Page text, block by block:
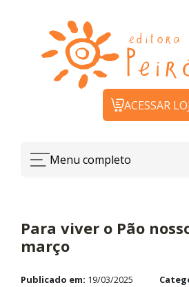
ACESSAR
Menu completo
Para viver o Pão
março
Publicado em: 19/03/2025